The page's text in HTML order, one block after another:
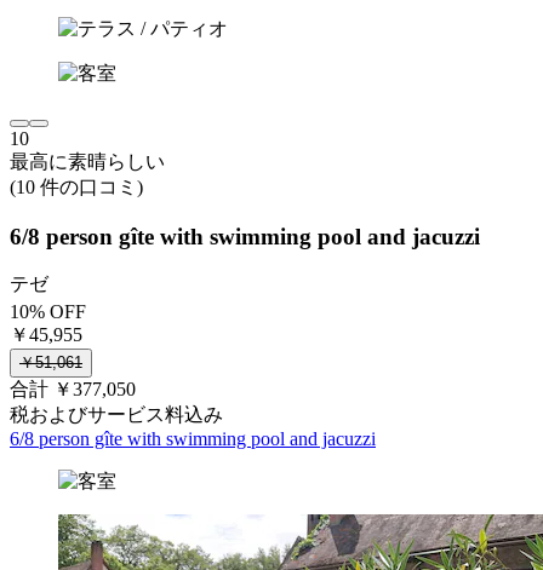
10
最高に素晴らしい
(10 件の口コミ)
6/8 person gîte with swimming pool and jacuzzi
テゼ
10% OFF
￥45,955
￥51,061
合計 ￥377,050
税およびサービス料込み
6/8 person gîte with swimming pool and jacuzzi